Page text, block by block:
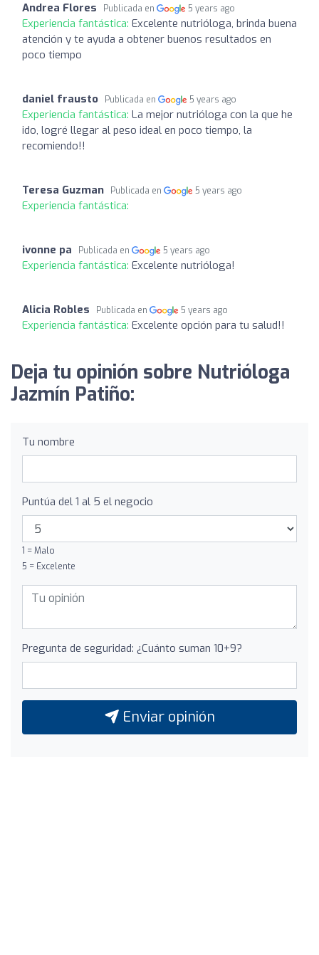
Andrea Flores Publicada en 5 years ago
Experiencia fantástica: Excelente nutrióloga, brinda buena
atención y te ayuda a obtener buenos resultados en
poco tiempo
daniel frausto Publicada en 5 years ago
Experiencia fantástica: La mejor nutrióloga con la que he
ido, logré llegar al peso ideal en poco tiempo, la
recomiendo!!
Teresa Guzman Publicada en 5 years ago
Experiencia fantástica:
ivonne pa Publicada en 5 years ago
Experiencia fantástica: Excelente nutrióloga!
Alicia Robles Publicada en 5 years ago
Experiencia fantástica: Excelente opción para tu salud!!
Deja tu opinión sobre Nutrióloga
Jazmín Patiño:
Tu nombre
Puntúa del 1 al 5 el negocio
1 = Malo
5 = Excelente
Pregunta de seguridad: ¿Cuánto suman 10+9?
Enviar opinión